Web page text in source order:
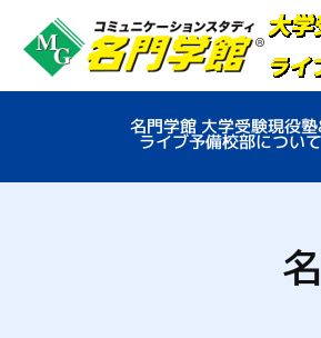
名門学館 大学受験現役
ライブ予備校部について